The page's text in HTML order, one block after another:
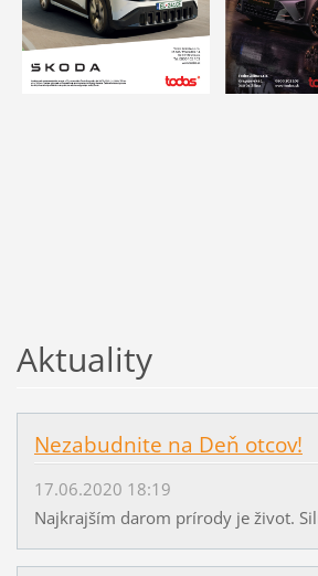
Aktuality
Nezabudnite na Deň otcov!
17.06.2020 18:19
Najkrajším darom prírody je život.